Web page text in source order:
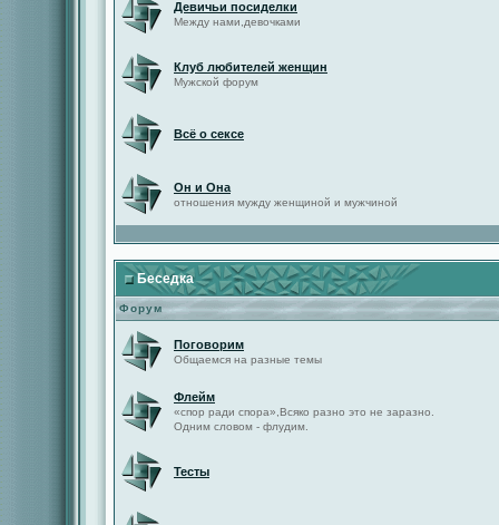
Девичьи посиделки
Между нами,девочками
Клуб любителей женщин
Мужской форум
Всё о сексе
Он и Она
отношения мужду женщиной и мужчиной
Беседка
Форум
Поговорим
Общаемся на разные темы
Флейм
«спор ради спора»,Всяко разно это не заразно.
Одним словом - флудим.
Тесты